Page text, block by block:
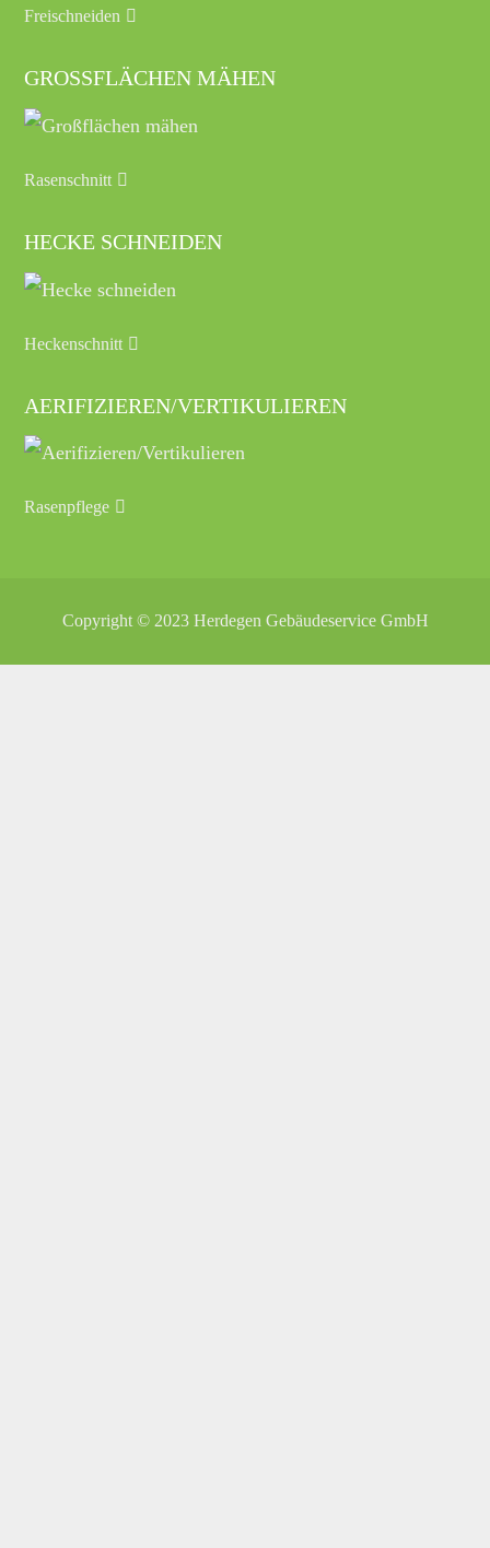
Freischneiden
GROSSFLÄCHEN MÄHEN
Rasenschnitt
HECKE SCHNEIDEN
Heckenschnitt
AERIFIZIEREN/VERTIKULIEREN
Rasenpflege
Copyright © 2023 Herdegen Gebäudeservice GmbH